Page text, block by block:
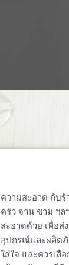
ความสะอาด กับ
ครัว จาน ชาม ฯ
สะอาดด้วย เพื่อส่
อุปกรณ์และผลิตภั
ใส่ใจ และควรเ